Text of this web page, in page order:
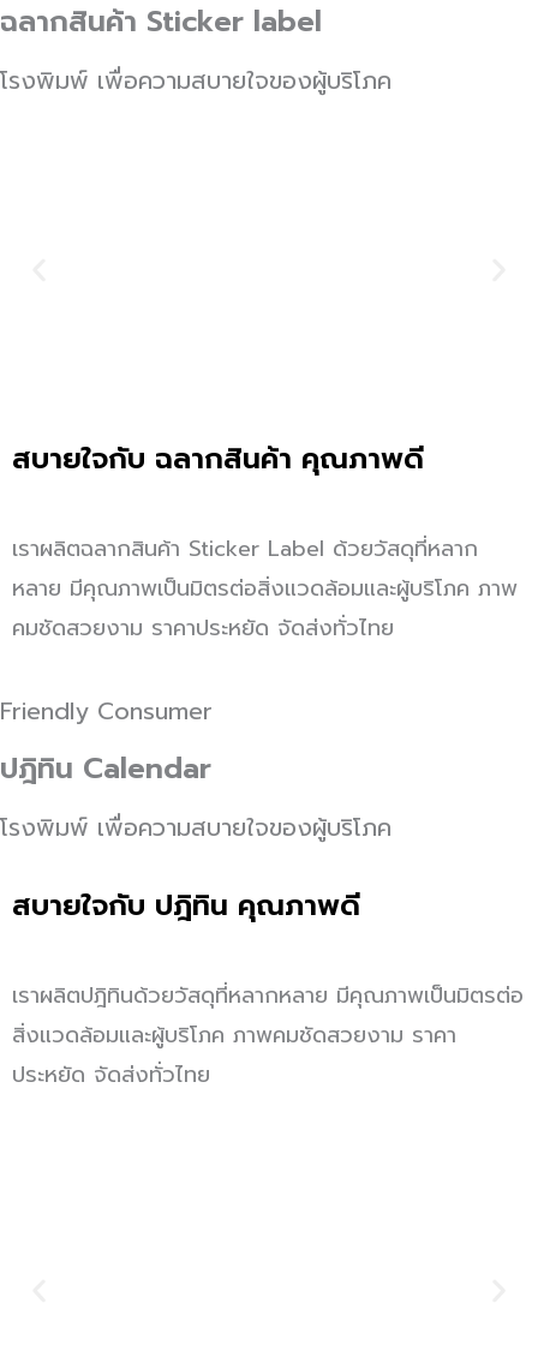
ฉลากสินค้า Sticker label
โรงพิมพ์ เพื่อความสบายใจของผู้บริโภค
สบายใจกับ ฉลากสินค้า คุณภาพดี
เราผลิตฉลากสินค้า Sticker Label ด้วยวัสดุที่หลาก
หลาย มีคุณภาพเป็นมิตรต่อสิ่งแวดล้อมและผู้บริโภค ภาพ
คมชัดสวยงาม ราคาประหยัด จัดส่งทั่วไทย
Friendly Consumer
ปฎิทิน Calendar
โรงพิมพ์ เพื่อความสบายใจของผู้บริโภค
สบายใจกับ ปฎิทิน คุณภาพดี
เราผลิตปฎิทินด้วยวัสดุที่หลากหลาย มีคุณภาพเป็นมิตรต่อ
สิ่งแวดล้อมและผู้บริโภค ภาพคมชัดสวยงาม ราคา
ประหยัด จัดส่งทั่วไทย